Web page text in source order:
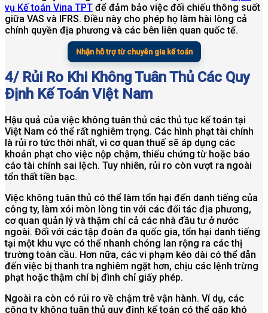
vụ Kế toán Vina TPT để đảm bảo việc đối chiếu thông suốt
giữa VAS và IFRS. Điều này cho phép họ làm hài lòng cả
chính quyền địa phương và các bên liên quan quốc tế.
Nhận hỗ trợ từ chuyên gia kế toán
4/ Rủi Ro Khi Không Tuân Thủ Các Quy
Định Kế Toán Việt Nam
Hậu quả của việc không tuân thủ các thủ tục kế toán tại
Việt Nam có thể rất nghiêm trọng. Các hình phạt tài chính
là rủi ro tức thời nhất, vì cơ quan thuế sẽ áp dụng các
khoản phạt cho việc nộp chậm, thiếu chứng từ hoặc báo
cáo tài chính sai lệch. Tuy nhiên, rủi ro còn vượt ra ngoài
tổn thất tiền bạc.
Việc không tuân thủ có thể làm tổn hại đến danh tiếng của
công ty, làm xói mòn lòng tin với các đối tác địa phương,
cơ quan quản lý và thậm chí cả các nhà đầu tư ở nước
ngoài. Đối với các tập đoàn đa quốc gia, tổn hại danh tiếng
tại một khu vực có thể nhanh chóng lan rộng ra các thị
trường toàn cầu. Hơn nữa, các vi phạm kéo dài có thể dẫn
đến việc bị thanh tra nghiêm ngặt hơn, chịu các lệnh trừng
phạt hoặc thậm chí bị đình chỉ giấy phép.
Ngoài ra còn có rủi ro về chậm trễ vận hành. Ví dụ, các
công ty không tuân thủ quy định kế toán có thể gặp khó